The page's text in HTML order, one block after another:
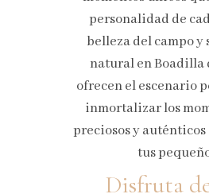
personalidad de
belleza del campo y
natural en Boadilla
ofrecen el escenario
inmortalizar los
preciosos y auténticos
tus
Disfruta